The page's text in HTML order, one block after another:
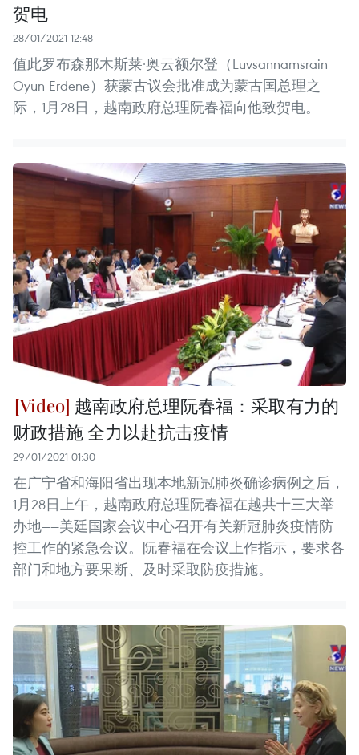
贺电
28/01/2021 12:48
值此罗布森那木斯莱·奥云额尔登（Luvsannamsrain
Oyun-Erdene）获蒙古议会批准成为蒙古国总理之
际，1月28日，越南政府总理阮春福向他致贺电。
越南政府总理阮春福：采取有力的
财政措施 全力以赴抗击疫情
29/01/2021 01:30
在广宁省和海阳省出现本地新冠肺炎确诊病例之后，
1月28日上午，越南政府总理阮春福在越共十三大举
办地——美廷国家会议中心召开有关新冠肺炎疫情防
控工作的紧急会议。阮春福在会议上作指示，要求各
部门和地方要果断、及时采取防疫措施。